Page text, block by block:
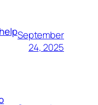
September
24, 2025